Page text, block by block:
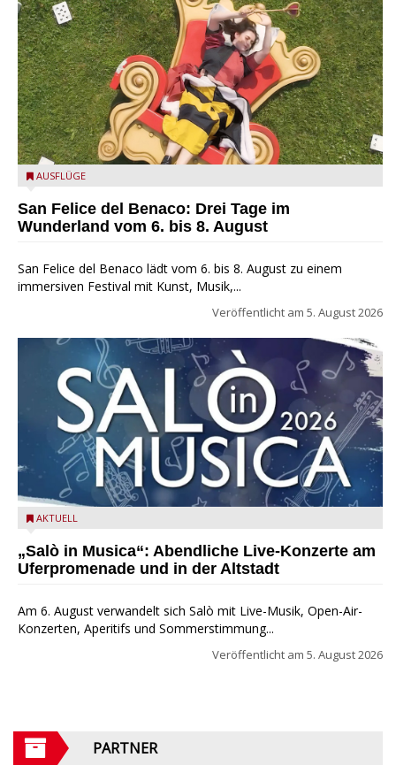
San Felice del Benaco: Drei Tage im Wunderland
AUSFLÜGE
San Felice del Benaco: Drei Tage im
Wunderland vom 6. bis 8. August
San Felice del Benaco lädt vom 6. bis 8. August zu einem
immersiven Festival mit Kunst, Musik,...
Veröffentlicht am 5. August 2026
Salò in Musica 2026
AKTUELL
„Salò in Musica“: Abendliche Live-Konzerte am
Uferpromenade und in der Altstadt
Am 6. August verwandelt sich Salò mit Live-Musik, Open-Air-
Konzerten, Aperitifs und Sommerstimmung...
Veröffentlicht am 5. August 2026
PARTNER